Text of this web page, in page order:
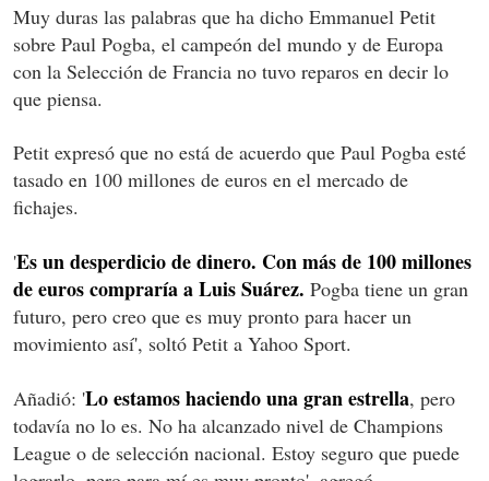
Muy duras las palabras que ha dicho Emmanuel Petit
sobre Paul Pogba, el campeón del mundo y de Europa
con la Selección de Francia no tuvo reparos en decir lo
que piensa.
Petit expresó que no está de acuerdo que Paul Pogba esté
tasado en 100 millones de euros en el mercado de
fichajes.
'Es un desperdicio de dinero. Con más de 100 millones
de euros compraría a Luis Suárez. Pogba tiene un gran
futuro, pero creo que es muy pronto para hacer un
movimiento así', soltó Petit a Yahoo Sport.
Añadió: 'Lo estamos haciendo una gran estrella, pero
todavía no lo es. No ha alcanzado nivel de Champions
League o de selección nacional. Estoy seguro que puede